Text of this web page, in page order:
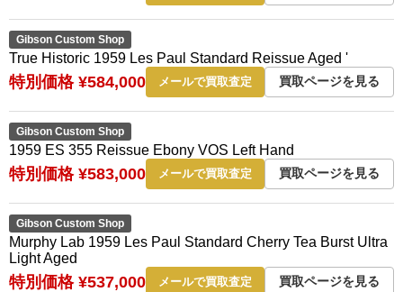
Gibson Custom Shop
True Historic 1959 Les Paul Standard Reissue Aged '
特別価格 ¥584,000 メールで買取査定 買取ページを見る
Gibson Custom Shop
1959 ES 355 Reissue Ebony VOS Left Hand
特別価格 ¥583,000 メールで買取査定 買取ページを見る
Gibson Custom Shop
Murphy Lab 1959 Les Paul Standard Cherry Tea Burst Ultra
Light Aged
特別価格 ¥537,000 メールで買取査定 買取ページを見る